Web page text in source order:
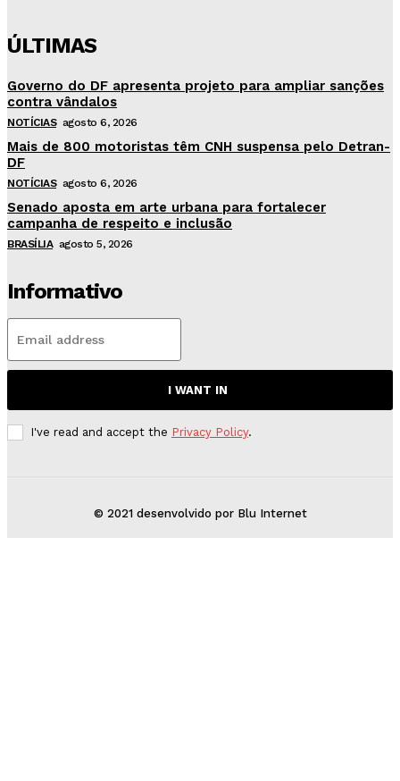
ÚLTIMAS
Governo do DF apresenta projeto para ampliar sanções
contra vândalos
NOTÍCIAS agosto 6, 2026
Mais de 800 motoristas têm CNH suspensa pelo Detran-
DF
NOTÍCIAS agosto 6, 2026
Senado aposta em arte urbana para fortalecer
campanha de respeito e inclusão
BRASÍLIA agosto 5, 2026
Informativo
I WANT IN
I've read and accept the Privacy Policy.
© 2021 desenvolvido por Blu Internet